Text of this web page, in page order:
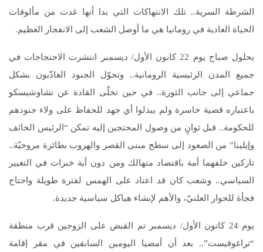
الشرطة السرية.. تلك الانتهاكات التي بدا أنها غدت من مألوفات
الحياة العادية في رومانيا هي ما أوصل الشعب إلى الانفجار العظيم.
بحلول صباح يوم 22 كانون الأول/ ديسمبر انتشرت الاحتجاجات في
جميع المدن الرئيسية الرومانية.. وتحوّل الجنود العادّيون بشكل
جماعي إلى جانب الثورة.. في حين تخلّى القادة عن تشاوشيسكو
باعتباره قضية خاسرة ولم يبذلوا أي جهد للحفاظ على ولاء جنودهم
للحكومة.. قبل ثوانٍ من وصول المحتجين إليه تمكن “الرئيس الخائف
وإيلينا” من الصعود إلى سطح مبنى القصر والهروب بطائرة مروحيّة..
تاركين خلفهما أمة باقتصاد متهالك ومن دون أية خبرات في التغيير
السياسي.. وشعب كان قد اعتاد على الهمس لفترة طويلة واحتاج
فجأة للحوار العلنيّ، والأهم لإنشاء هياكل سياسية جديدة.
يوم 24 كانون الأول/ ديسمبر تم القبض على الزوجين قرب منطقة
“تراغوفيست”.. بعد أن أمضيا اليومين السابقين في مقر إقامة